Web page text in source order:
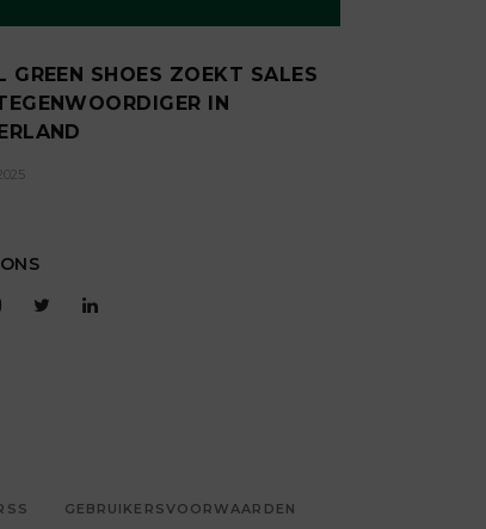
GREEN SHOES ZOEKT SALES
IN
GEBRUIKERSVOORWAARDEN